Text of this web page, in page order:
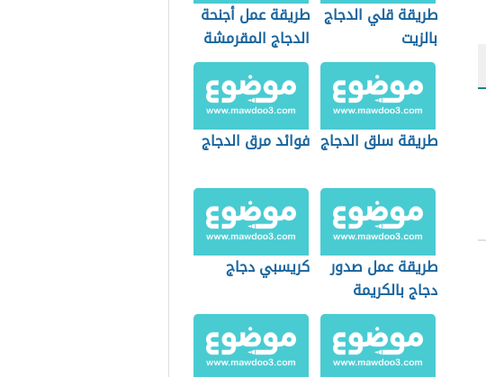
طريقة قلي الدجاج
بالزيت
طريقة عمل أجنحة
الدجاج المقرمشة
طريقة سلق الدجاج فوائد مرق الدجاج
طريقة عمل صدور
دجاج بالكريمة
كريسبي دجاج